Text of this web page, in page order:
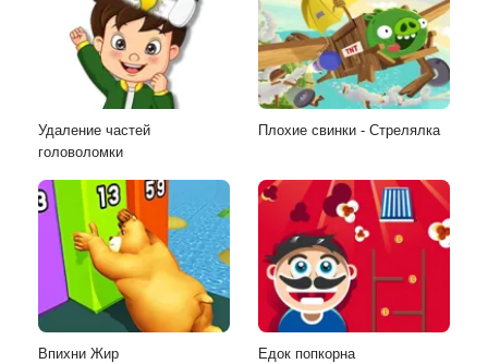
Удаление частей
головоломки
Плохие свинки - Стрелялка
Впихни Жир Едок попкорна